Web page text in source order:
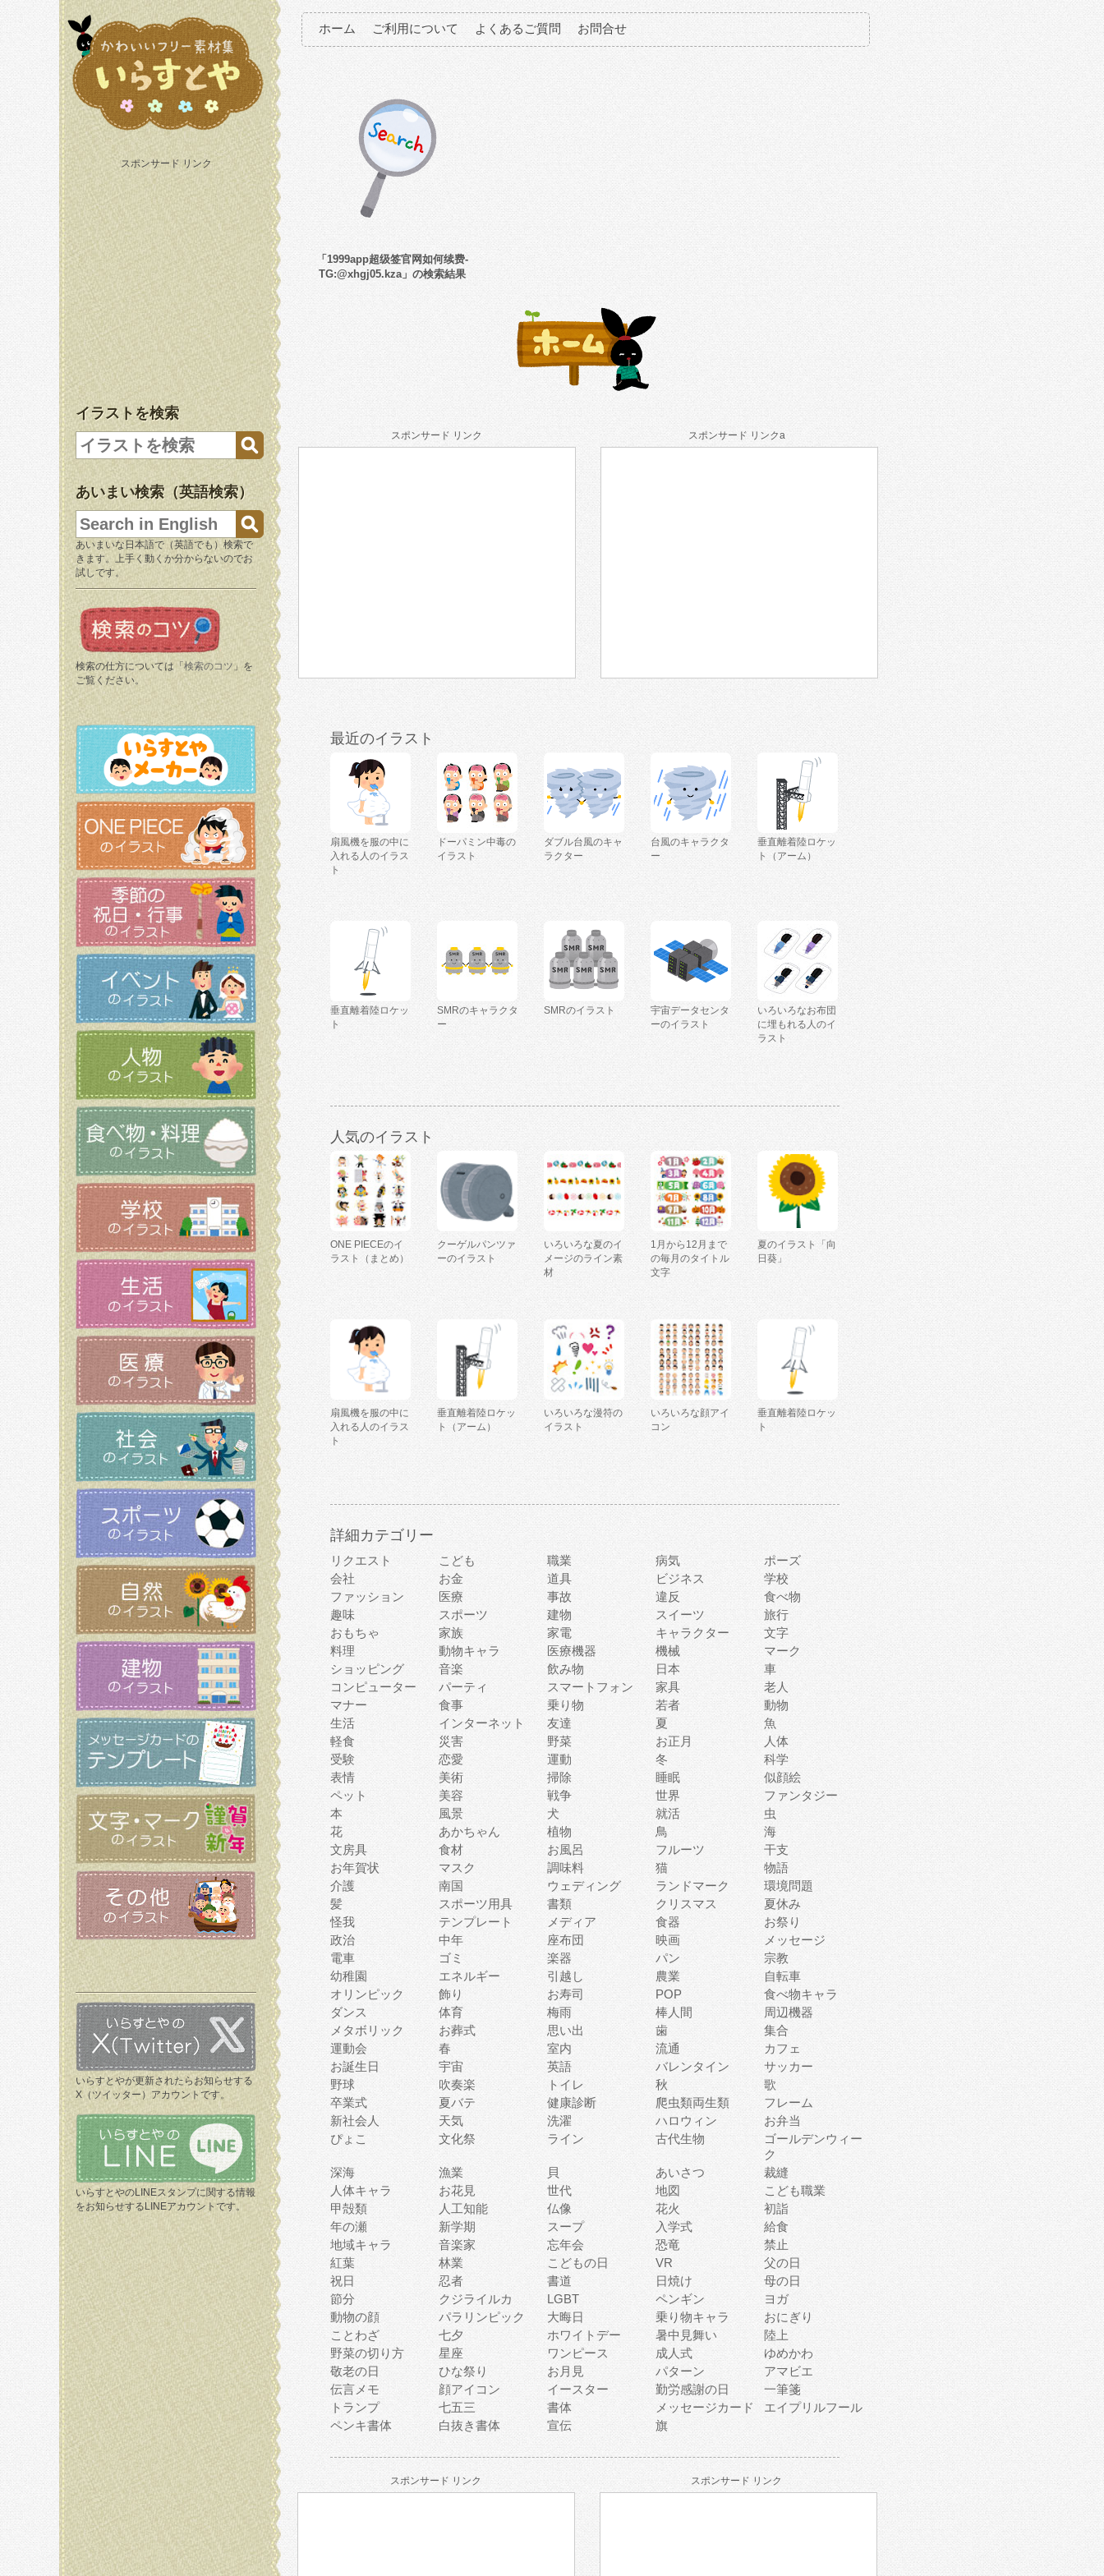
スポンサード リンク
イラストを検索
あいまい検索（英語検索）
あいまいな日本語で（英語でも）検索で
きます。上手く動くか分からないのでお
試しです。
検索の仕方については「 検索のコツ 」を
ご覧ください。
いらすとやが更新されたらお知らせする
X（ツイッター）アカウントです。
いらすとやのLINEスタンプに関する情報
をお知らせするLINEアカウントです。
ホーム ご利用について よくあるご質問 お問合せ
「1999app超级签官网如何续费-
TG:@xhgj05.kza」の検索結果
スポンサード リンク スポンサード リンクa
最近のイラスト
扇風機を服の中に
入れる人のイラス
ト
ドーパミン中毒の
イラスト
ダブル台風のキャ
ラクター
台風のキャラクタ
ー
垂直離着陸ロケッ
ト（アーム）
垂直離着陸ロケッ
ト
SMRのキャラクタ
ー
SMRのイラスト
宇宙データセンタ
ーのイラスト
いろいろなお布団
に埋もれる人のイ
ラスト
人気のイラスト
ONE PIECEのイ
ラスト（まとめ）
クーゲルパンツァ
ーのイラスト
いろいろな夏のイ
メージのライン素
材
1月から12月まで
の毎月のタイトル
文字
夏のイラスト「向
日葵」
扇風機を服の中に
入れる人のイラス
ト
垂直離着陸ロケッ
ト（アーム）
いろいろな漫符の
イラスト
いろいろな顔アイ
コン
垂直離着陸ロケッ
ト
詳細カテゴリー
リクエスト こども 職業 病気
ポーズ
会社
お金 道具 ビジネス
学校
ファッション
医療 事故 違反
食べ物
趣味
スポーツ 建物 スイーツ
旅行
おもちゃ
家族 家電 キャラクター
文字
料理
動物キャラ 医療機器 機械
マーク
ショッピング
音楽 飲み物 日本
車
コンピューター
パーティ スマートフォン 家具
老人
マナー
食事 乗り物 若者
動物
生活
インターネット 友達 夏
魚
軽食
災害 野菜 お正月
人体
受験
恋愛 運動 冬
科学
表情
美術 掃除 睡眠
似顔絵
ペット
美容 戦争 世界
ファンタジー
本
風景 犬 就活
虫
花
あかちゃん 植物 鳥
海
文房具
食材 お風呂 フルーツ
干支
お年賀状
マスク 調味料 猫
物語
介護
南国 ウェディング ランドマーク
環境問題
髪
スポーツ用具 書類 クリスマス
夏休み
怪我
テンプレート メディア 食器
お祭り
政治
中年 座布団 映画
メッセージ
電車
ゴミ 楽器 パン
宗教
幼稚園
エネルギー 引越し 農業
自転車
オリンピック
飾り お寿司 POP
食べ物キャラ
ダンス
体育 梅雨 棒人間
周辺機器
メタボリック
お葬式 思い出 歯
集合
運動会
春 室内 流通
カフェ
お誕生日
宇宙 英語 バレンタイン
サッカー
野球
吹奏楽 トイレ 秋
歌
卒業式
夏バテ 健康診断 爬虫類両生類
フレーム
新社会人
天気 洗濯 ハロウィン
お弁当
ぴょこ
文化祭 ライン 古代生物
ゴールデンウィー
ク
深海
漁業 貝 あいさつ
裁縫
人体キャラ
お花見 世代 地図
こども職業
甲殻類
人工知能 仏像 花火
初詣
年の瀬
新学期 スープ 入学式
給食
地域キャラ
音楽家 忘年会 恐竜
禁止
紅葉
林業 こどもの日 VR
父の日
祝日
忍者 書道 日焼け
母の日
節分
クジライルカ LGBT ペンギン
ヨガ
動物の顔
パラリンピック 大晦日 乗り物キャラ
おにぎり
ことわざ
七夕 ホワイトデー 暑中見舞い
陸上
野菜の切り方
星座 ワンピース 成人式
ゆめかわ
敬老の日
ひな祭り お月見 パターン
アマビエ
伝言メモ
顔アイコン イースター 勤労感謝の日
一筆箋
トランプ
七五三 書体 メッセージカード
エイプリルフール
ペンキ書体
白抜き書体 宣伝 旗
スポンサード リンク スポンサード リンク